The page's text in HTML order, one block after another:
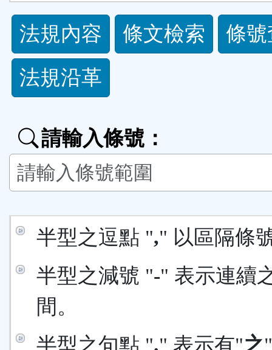
法
規
功
按
鈕
法規內容 條文檢索
條
法規沿革
請輸入條號：
半型之逗點 "," 以區隔條
半型之減號 "-" 表示連續
間。
半型之句點 "." 表示有"之